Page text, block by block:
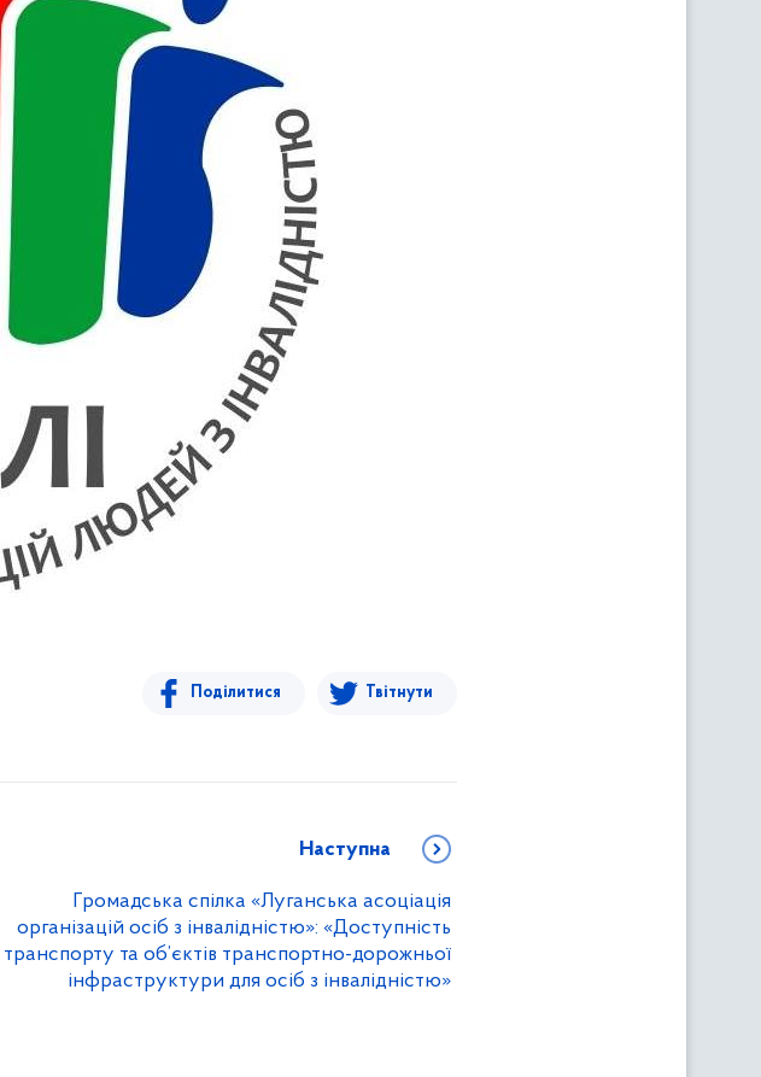
Поділитися Твітнути
Наступна
Громадська спілка «Луганська асоціація
організацій осіб з інвалідністю»: «Доступність
транспорту та об’єктів транспортно-дорожньої
інфраструктури для осіб з інвалідністю»